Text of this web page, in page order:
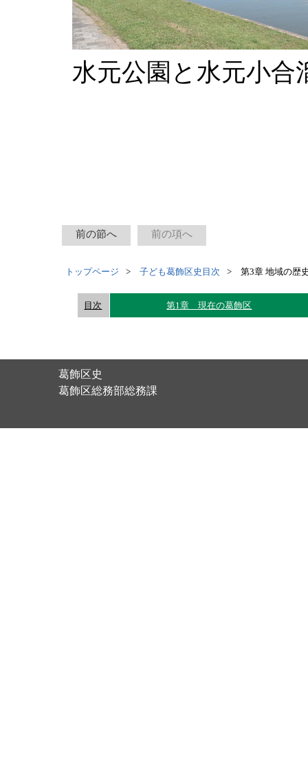
水元公園と水元小合
前の節へ 前の項へ
トップページ 子ども葛飾区史目次 第3章 地域の歴
目次 第1章 現在の葛飾区
葛飾区史
葛飾区総務部総務課